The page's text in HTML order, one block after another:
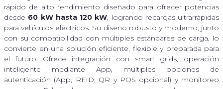
rápido de alto rendimiento diseñado para ofrecer potencias
desde 60 kW hasta 120 kW, logrando recargas ultrarrápidas
para vehículos eléctricos. Su diseño robusto y moderno, junto
con su compatibilidad con múltiples estándares de carga, lo
convierte en una solución eficiente, flexible y preparada para
el futuro. Ofrece integración con smart grids, operación
inteligente mediante App, múltiples opciones de
autenticación (App, RFID, QR y POS opcional) y monitoreo